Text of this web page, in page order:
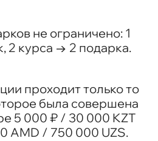
не ограничено: 1
2 курса → 2 подарка.
проходит только то
была совершена
5 000 ₽ / 30 000 KZT
AMD / 750 000 UZS.